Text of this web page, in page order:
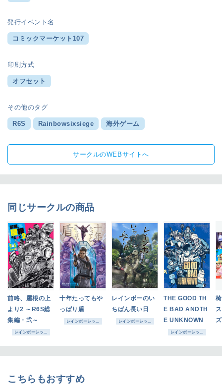
発行イベント名
コミックマーケット107
印刷方式
オフセット
その他のタグ
R6S Rainbowsixsiege 海外ゲーム
サークルのWEBサイトへ
同じサークルの商品
前略、屋根の上
より2 ～R6S総
集編・弐～
レインボーシッ...
十年たってもや
っぱり盾
レインボーシッ...
レインボーのい
ちばん長い日
レインボーシッ...
THE GOOD TH
E BAD ANDTH
E UNKNOWN
レインボーシッ...
ズ
こちらもおすすめ